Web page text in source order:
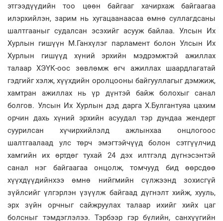
этгээдүүдийн тоо цөөн байгааг хачирхаж байгаагаа
илэрхийлэн, зарим нь хугацаанаасаа өмнө суллагдсаны
шалтгааныг судалсан эсэхийг асууж байлаа. Улсын Их
Хурлын гишүүн М.Ганхүлэг парламент болон Улсын Их
Хурлын гишүүд хүний эрхийн мэдрэмжтэй ажиллах
талаар ХЭҮК-оос зөвлөмж өгч ажиллах шаардлагатай
гэдгийг хэлж, хүүхдийн оролцооны байгууллагыг дэмжиж,
хамтран ажиллах нь үр дүнтэй байж болохыг санал
болгов. Улсын Их Хурлын дэд дарга Х.Булгантуяа цахим
орчин дахь хүний эрхийн асуудал тэр дундаа жендерт
суурилсан хүчирхийлэлд ажлынхаа онцлогоос
шалтгаалаад улс төрч эмэгтэйчүүд болон сэтгүүлчид
хамгийн их өртдөг тухай 24 дэх илтгэлд дүгнэсэнтэй
санал нэг байгаагаа онцолж, томчууд бид өөрсдөө
хүүхдүүдийнхээ өмнө нийгмийн сүлжээнд зохисгүй
зүйлсийг үлгэрлэн үзүүлж байгаад дүгнэлт хийж, хууль,
эрх зүйн орчныг сайжруулах талаар ихийг хийх цаг
болсныг тэмдэглэлээ. Тэрбээр гэр бүлийн, санхүүгийн